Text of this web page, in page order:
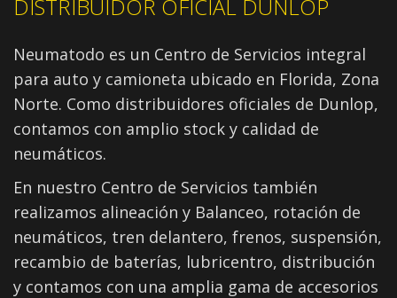
DISTRIBUIDOR OFICIAL DUNLOP
Neumatodo es un Centro de Servicios integral
para auto y camioneta ubicado en Florida, Zona
Norte. Como distribuidores oficiales de Dunlop,
contamos con amplio stock y calidad de
neumáticos.
En nuestro Centro de Servicios también
realizamos alineación y Balanceo, rotación de
neumáticos, tren delantero, frenos, suspensión,
recambio de baterías, lubricentro, distribución
y contamos con una amplia gama de accesorios